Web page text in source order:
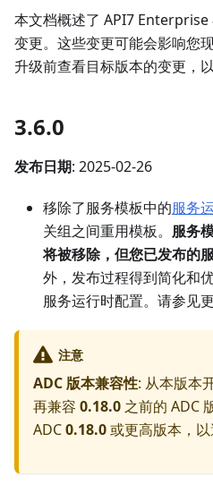
本文档概述了 API7
变更。这些变更可能会影响您
升级前查看目标版本的变更，
3.6.0
发布日期: 2025-02-26
移除了服务模板中的服务
关组之间重用模板。 服务
将被移除，但您已发布的
外，发布过程得到简化和
服务运行时配置。请参见
注意
ADC 版本兼容性: 从本版本
再兼容 0.18.0 之前的 ADC
ADC0.18.0或更高版本，以